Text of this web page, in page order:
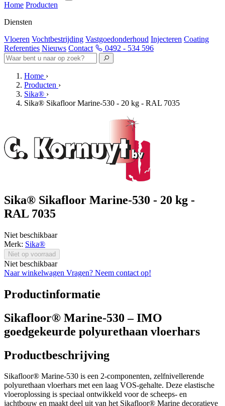
Home Producten
Diensten
Vloeren Vochtbestrijding Vastgoedonderhoud Injecteren Coating
Referenties Nieuws Contact 0492 - 534 596
Home ›
Producten ›
Sika® ›
Sika® Sikafloor Marine-530 - 20 kg - RAL 7035
Sika® Sikafloor Marine-530 - 20 kg -
RAL 7035
Niet beschikbaar
Merk: Sika®
Niet op voorraad
Niet beschikbaar
Naar winkelwagen Vragen? Neem contact op!
Productinformatie
Sikafloor® Marine-530 – IMO
goedgekeurde polyurethaan vloerhars
Productbeschrijving
Sikafloor® Marine-530 is een 2-componenten, zelfnivellerende
polyurethaan vloerhars met een laag VOS-gehalte. Deze elastische
vloeroplossing is speciaal ontwikkeld voor de scheeps- en
jachtbouw en maakt deel uit van het Sikafloor® Marine decoratieve